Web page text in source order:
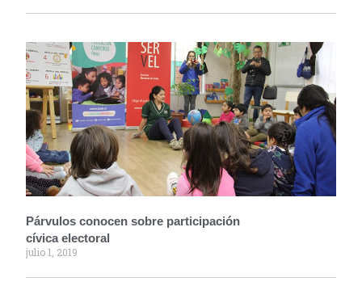
Párvulos conocen sobre participación
cívica electoral
julio 1, 2019